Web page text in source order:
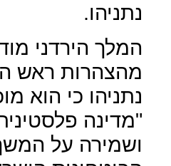
נתניהו.
המלך הירדני
מהצהרות ראש
נתניהו כי הוא
"מדינה
ושמירה על